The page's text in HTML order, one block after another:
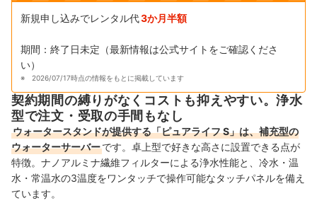
新規申し込みでレンタル代3か月半額
期間：終了日未定（最新情報は公式サイトをご確認くださ
い）
2026/07/17時点の情報をもとに掲載しています
契約期間の縛りがなくコストも抑えやすい。浄水
型で注文・受取の手間もなし
ウォータースタンドが提供する「ピュアライフ S」は、補充型の
ウォーターサーバーです。卓上型で好きな高さに設置できる点が
特徴。ナノアルミナ繊維フィルターによる浄水性能と、冷水・温
水・常温水の3温度をワンタッチで操作可能なタッチパネルを備え
ています。